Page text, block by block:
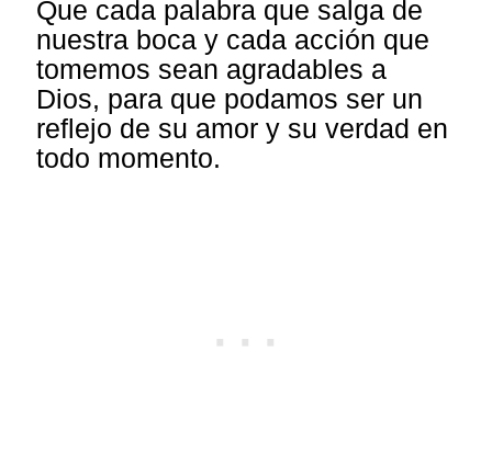
Que cada palabra que salga de
nuestra boca y cada acción que
tomemos sean agradables a
Dios, para que podamos ser un
reflejo de su amor y su verdad en
todo momento.